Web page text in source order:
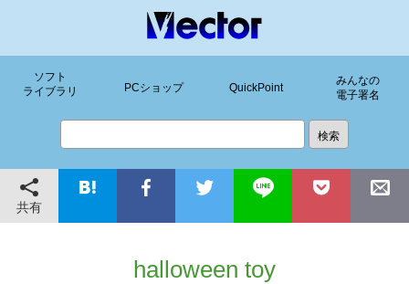
ソフト
ライブラリ
PCショップ QuickPoint
みんなの
電子署名
共有
halloween toy